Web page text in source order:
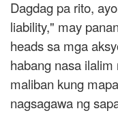
Dagdag pa rito,
liability," may
heads sa mga
habang nasa
maliban kung
nagsagawa ng